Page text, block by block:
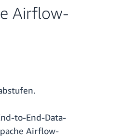
Airflow-
to-End-Data-
Airflow-